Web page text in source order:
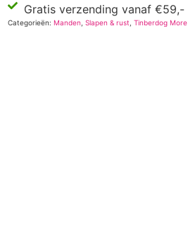
Gratis verzending vanaf €59,-
Categorieën:Manden ,Slapen & rust ,Tinberdog More